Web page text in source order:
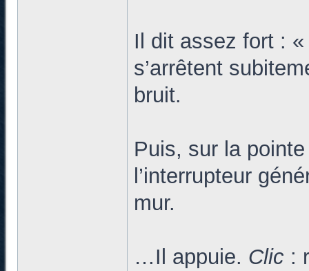
Il dit assez fort :
s’arrêtent
bruit.
Puis, sur la
l’interrupteur
mur.
…Il appuie. Clic :